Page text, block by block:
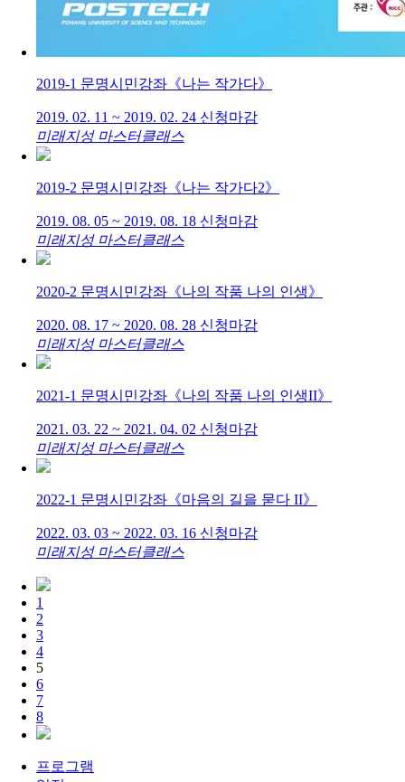
2019-1 문명시민강좌《나는 작가다》
2019. 02. 11 ~ 2019. 02. 24 신청마감
미래지성 마스터클래스
2019-2 문명시민강좌《나는 작가다2》
2019. 08. 05 ~ 2019. 08. 18 신청마감
미래지성 마스터클래스
2020-2 문명시민강좌《나의 작품 나의 인생》
2020. 08. 17 ~ 2020. 08. 28 신청마감
미래지성 마스터클래스
2021-1 문명시민강좌《나의 작품 나의 인생II》
2021. 03. 22 ~ 2021. 04. 02 신청마감
미래지성 마스터클래스
2022-1 문명시민강좌《마음의 길을 묻다 II》
2022. 03. 03 ~ 2022. 03. 16 신청마감
미래지성 마스터클래스
1
2
3
4
5
6
7
8
프로그램